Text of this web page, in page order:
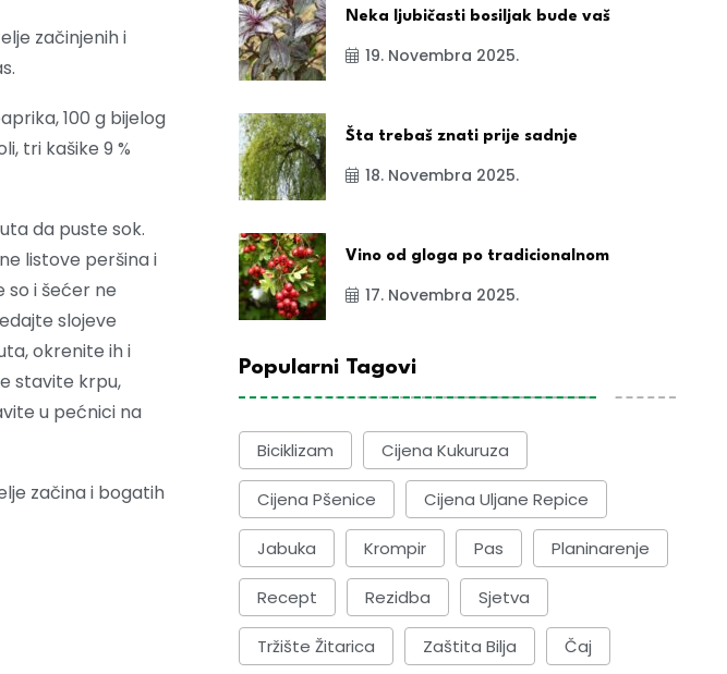
začinjenih i
100 g bijelog
tri kašike 9 %
da puste sok.
listove peršina i
so i šećer ne
slojeve
okrenite ih i
stavite krpu,
u pećnici na
začina i bogatih
Neka ljubičasti bosiljak bude vaš
19. Novembra 2025.
Šta trebaš znati prije sadnje
18. Novembra 2025.
Vino od gloga po tradicionalnom
17. Novembra 2025.
Popularni Tagovi
Biciklizam Cijena Kukuruza
Cijena Pšenice Cijena Uljane Repice
Jabuka Krompir Pas Planinarenje
Recept Rezidba Sjetva
Tržište Žitarica Zaštita Bilja Čaj